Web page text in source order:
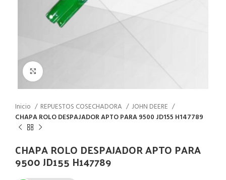
Inicio REPUESTOS COSECHADORA
JOHN DEERE
CHAPA ROLO DESPAJADOR APTO PARA 9500 JD155 H147789
CHAPA ROLO DESPAJADOR APTO PARA
9500 JD155 H147789